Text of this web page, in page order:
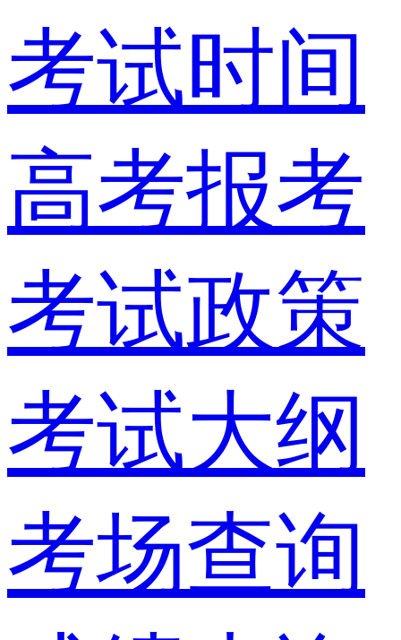
考试时间
高考报考
考试政策
考试大纲
考场查询